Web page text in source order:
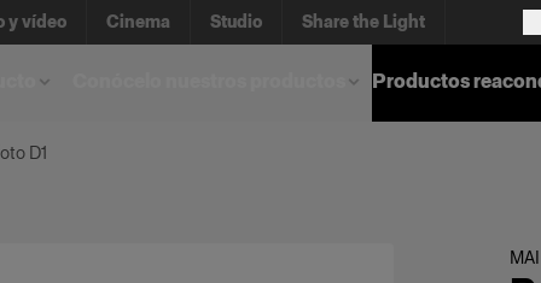
y vídeo Cinema Studio Share the Light
Productos
D1